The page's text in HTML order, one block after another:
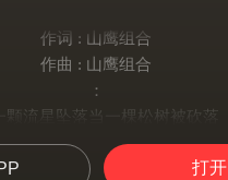
作词 : 山鹰组合
作曲 : 山鹰组合
：
颗流星坠落当一棵松树被砍落
盏油灯灭了人们才开始失落
颗流星坠落当一棵松树被砍落
打开